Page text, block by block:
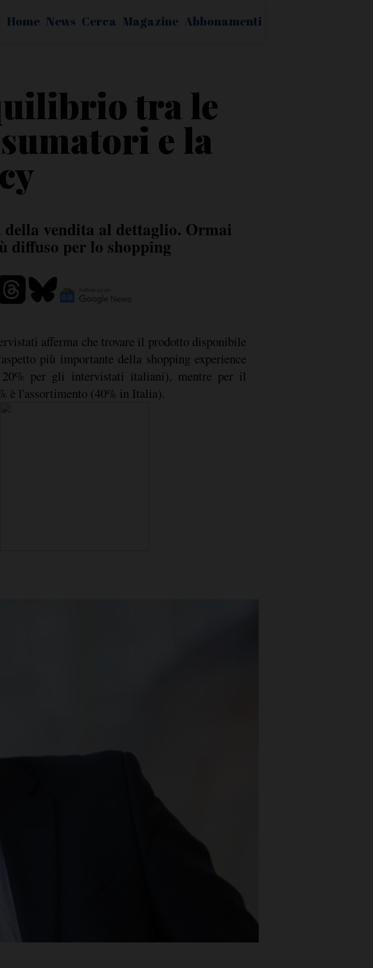
Home News Cerca Magazine Abbonamenti
tra le
e la
vendita al dettaglio. Ormai
diffuso per lo shopping
afferma che trovare il prodotto disponibile
più importante della shopping experience
per gli intervistati italiani), mentre per il
è l'assortimento (40% in Italia).